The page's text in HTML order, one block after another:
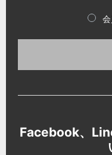
Facebook、